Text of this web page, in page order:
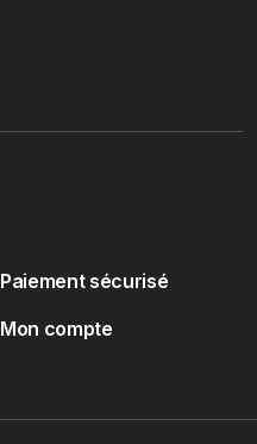
Paiement sécurisé
Mon compte